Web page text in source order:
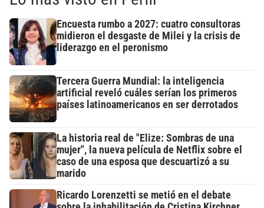
Encuesta rumbo a 2027: cuatro consultoras
midieron el desgaste de Milei y la crisis de
liderazgo en el peronismo
Tercera Guerra Mundial: la inteligencia
artificial reveló cuáles serían los primeros
países latinoamericanos en ser derrotados
La historia real de "Elize: Sombras de una
mujer", la nueva película de Netflix sobre el
caso de una esposa que descuartizó a su
marido
Ricardo Lorenzetti se metió en el debate